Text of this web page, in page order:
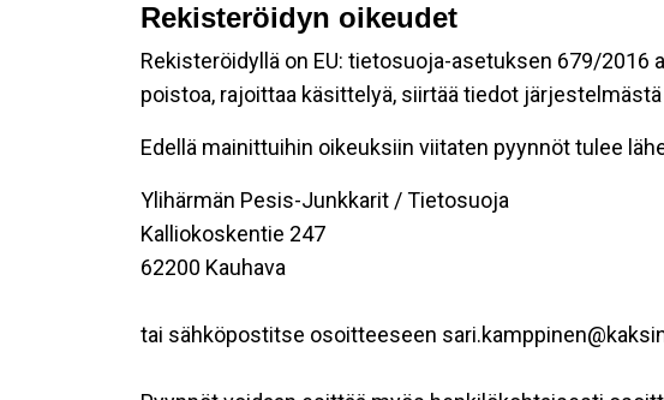
Rekisteröidyn oikeudet
Rekisteröidyllä on EU: tietosuoja-asetuksen 679/
poistoa, rajoittaa käsittelyä, siirtää tiedot
Edellä mainittuihin oikeuksiin viitaten pyynnöt tulee
Ylihärmän Pesis-Junkkarit / Tietosuoja
Kalliokoskentie 247
62200 Kauhava
tai sähköpostitse osoitteeseen